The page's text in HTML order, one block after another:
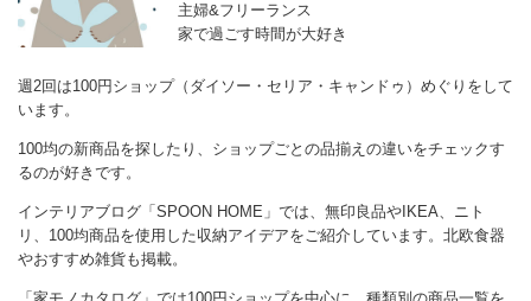
主婦&フリーランス
家で過ごす時間が大好き
週2回は100円ショップ（ダイソー・セリア・キャンドゥ）めぐりをして
います。
100均の新商品を探したり、ショップごとの品揃えの違いをチェックす
るのが好きです。
インテリアブログ「SPOON HOME」では、無印良品やIKEA、ニト
リ、100均商品を使用した収納アイデアをご紹介しています。北欧食器
やおすすめ雑貨も掲載。